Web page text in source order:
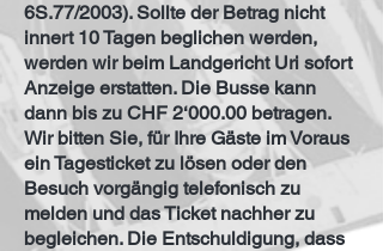
6S.77/2003). Sollte der Betrag nicht
innert 10 Tagen beglichen werden,
werden wir beim Landgericht Uri sofort
Anzeige erstatten. Die Busse kann
dann bis zu CHF 2‘000.00 betragen.
Wir bitten Sie, für Ihre Gäste im Voraus
ein Tagesticket zu lösen oder den
Besuch vorgängig telefonisch zu
melden und das Ticket nachher zu
begleichen. Die Entschuldigung, dass